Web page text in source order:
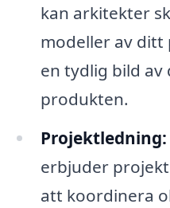
kan arkitekter
modeller av ditt
en tydlig bild av
produkten.
Projektledning:
erbjuder
att koordinera